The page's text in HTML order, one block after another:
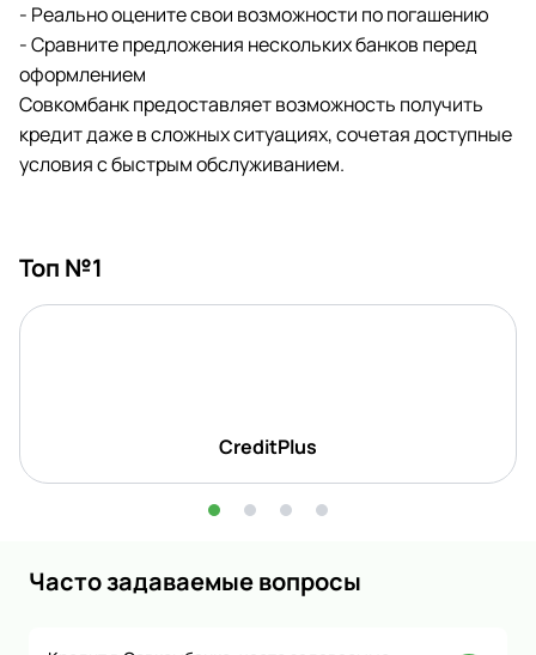
- Реально оцените свои возможности по погашению
- Сравните предложения нескольких банков перед
оформлением
Совкомбанк предоставляет возможность получить
кредит даже в сложных ситуациях, сочетая доступные
условия с быстрым обслуживанием.
Топ №1
CreditPlus
Часто задаваемые вопросы